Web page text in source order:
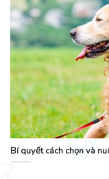
Bí quyết cách chọn và